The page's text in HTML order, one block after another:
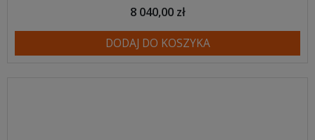
8 040,00 zł
DODAJ DO KOSZYKA